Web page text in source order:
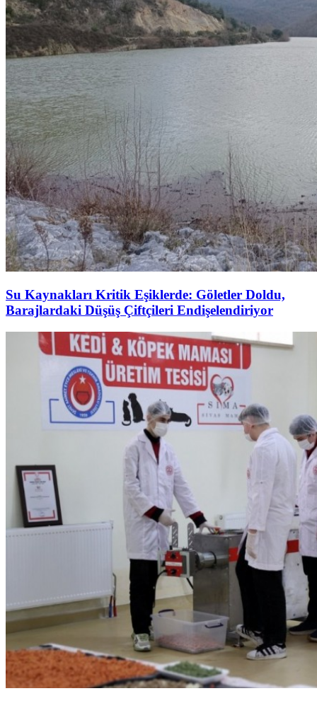
Su Kaynakları Kritik Eşiklerde: Göletler Doldu,
Barajlardaki Düşüş Çiftçileri Endişelendiriyor